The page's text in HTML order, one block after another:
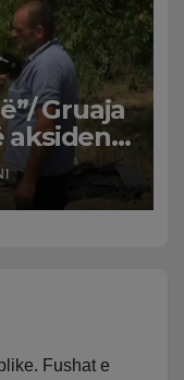
Gruaja
aksident,
Fushat e